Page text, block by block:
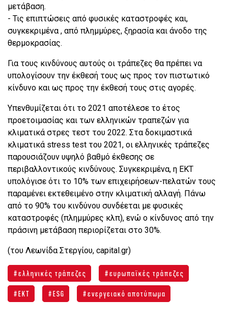
μετάβαση.
- Τις επιπτώσεις από φυσικές καταστροφές και,
συγκεκριμένα , από πλημμύρες, ξηρασία και άνοδο της
θερμοκρασίας.
Για τους κινδύνους αυτούς οι τράπεζες θα πρέπει να
υπολογίσουν την έκθεσή τους ως προς τον πιστωτικό
κίνδυνο και ως προς την έκθεσή τους στις αγορές.
Υπενθυμίζεται ότι το 2021 αποτέλεσε το έτος
προετοιμασίας και των ελληνικών τραπεζών για
κλιματικά στρες τεστ του 2022. Στα δοκιμαστικά
κλιματικά stress test του 2021, οι ελληνικές τράπεζες
παρουσιάζουν υψηλό βαθμό έκθεσης σε
περιβαλλοντικούς κινδύνους. Συγκεκριμένα, η ΕΚΤ
υπολόγισε ότι το 10% των επιχειρήσεων-πελατών τους
παραμένει εκτεθειμένο στην κλιματική αλλαγή. Πάνω
από το 90% του κινδύνου συνδέεται με φυσικές
καταστροφές (πλημμύρες κλπ), ενώ ο κίνδυνος από την
πράσινη μετάβαση περιορίζεται στο 30%.
(του Λεωνίδα Στεργίου, capital.gr)
ελληνικές τράπεζες ευρωπαϊκές τράπεζες
ΕΚΤ ESG ενεργειακό αποτύπωμα